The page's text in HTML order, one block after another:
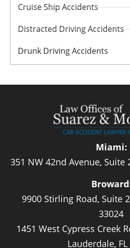
Cruise Ship Accidents
Distracted Driving Accidents
Drunk Driving Accidents
Miami:
351 NW 42nd Avenue, Suite
9900 Stirling Road, Suite
33024
1451 West Cypress Creek
Lauderdale,